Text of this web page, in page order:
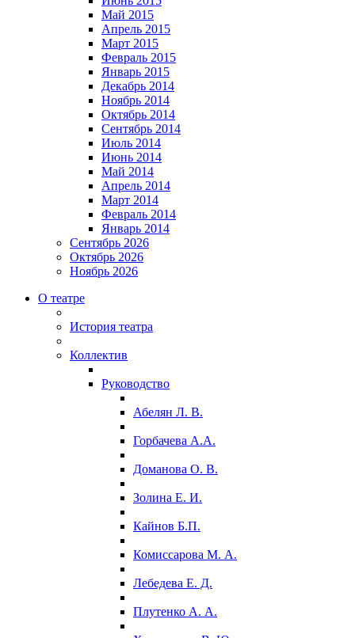
Май 2015
Апрель 2015
Март 2015
Февраль 2015
Январь 2015
Декабрь 2014
Ноябрь 2014
Октябрь 2014
Сентябрь 2014
Июль 2014
Июнь 2014
Май 2014
Апрель 2014
Март 2014
Февраль 2014
Январь 2014
Сентябрь 2026
Октябрь 2026
Ноябрь 2026
О театре
История театра
Коллектив
Руководство
Абелян Л. В.
Горбачева А.А.
Доманова О. В.
Золина Е. И.
Кайнов Б.П.
Комиссарова М. А.
Лебедева Е. Д.
Плутенко А. А.